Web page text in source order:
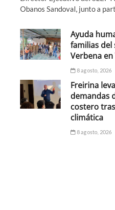
Obanos Sandoval, junto a
Ayuda
familias del
Verbena
8 agosto, 2026
Freirina
demandas
costero
climática
8 agosto, 2026